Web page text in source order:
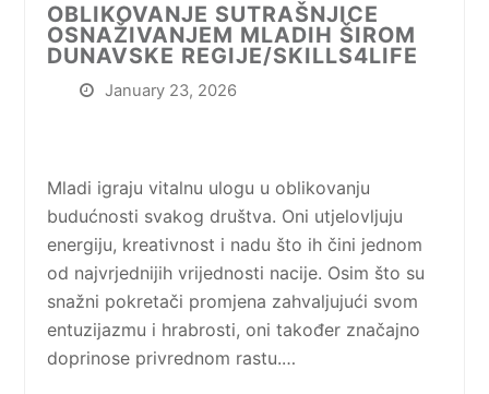
OBLIKOVANJE SUTRAŠNJICE
OSNAŽIVANJEM MLADIH ŠIROM
DUNAVSKE REGIJE/SKILLS4LIFE
January 23, 2026
Mladi igraju vitalnu ulogu u oblikovanju
budućnosti svakog društva. Oni utjelovljuju
energiju, kreativnost i nadu što ih čini jednom
od najvrjednijih vrijednosti nacije. Osim što su
snažni pokretači promjena zahvaljujući svom
entuzijazmu i hrabrosti, oni također značajno
doprinose privrednom rastu.…